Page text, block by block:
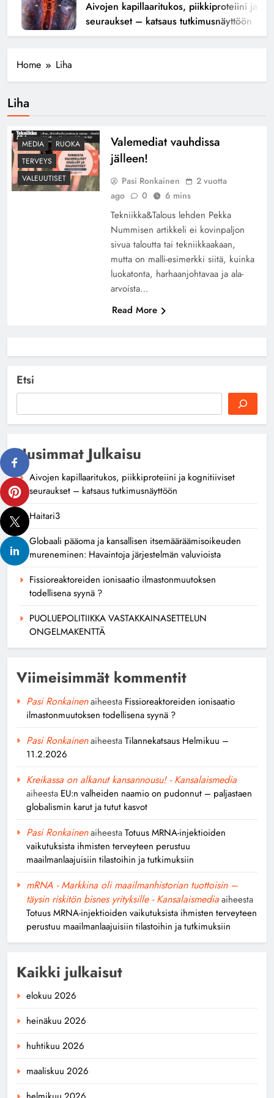
Aivojen kapillaaritukos, piikkiproteiini ja
seuraukset – katsaus tutkimusnäyttöön
Home Liha
Liha
MEDIA
RUOKA
TERVEYS
VALEUUTISET
Valemediat vauhdissa
jälleen!
Pasi Ronkainen
2 vuotta
ago
0 6 mins
Tekniikka&Talous lehden Pekka
Nummisen artikkeli ei kovinpaljon
sivua taloutta tai tekniikkaakaan,
mutta on malli-esimerkki siitä, kuinka
luokatonta, harhaanjohtavaa ja ala-
arvoista…
Read More
Etsi
Uusimmat Julkaisu
Aivojen kapillaaritukos, piikkiproteiini ja kognitiiviset
seuraukset – katsaus tutkimusnäyttöön
Haitari3
Globaali pääoma ja kansallisen itsemääräämisoikeuden
mureneminen: Havaintoja järjestelmän valuvioista
Fissioreaktoreiden ionisaatio ilmastonmuutoksen
todellisena syynä ?
PUOLUEPOLITIIKKA VASTAKKAINASETTELUN
ONGELMAKENTTÄ
Viimeisimmät kommentit
Pasi Ronkainenaiheesta Fissioreaktoreiden ionisaatio
ilmastonmuutoksen todellisena syynä ?
Pasi RonkainenaiheestaTilannekatsaus Helmikuu –
11.2.2026
Kreikassa on alkanut kansannousu! - Kansalaismedia
aiheesta EU:n valheiden naamio on pudonnut – paljastaen
globalismin karut ja tutut kasvot
Pasi RonkainenaiheestaTotuus MRNA-injektioiden
vaikutuksista ihmisten terveyteen perustuu
maailmanlaajuisiin tilastoihin ja tutkimuksiin
mRNA - Markkina oli maailmanhistorian tuottoisin –
täysin riskitön bisnes yrityksille - Kansalaismediaaiheesta
Totuus MRNA-injektioiden vaikutuksista ihmisten terveyteen
perustuu maailmanlaajuisiin tilastoihin ja tutkimuksiin
Kaikki julkaisut
elokuu 2026
heinäkuu 2026
huhtikuu 2026
maaliskuu 2026